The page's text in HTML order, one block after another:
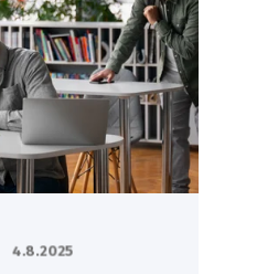
4.8.2025